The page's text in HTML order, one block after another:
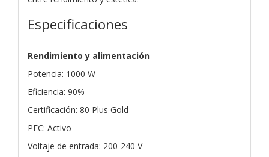
Especificaciones
Rendimiento y alimentación
Potencia: 1000 W
Eficiencia: 90%
Certificación: 80 Plus Gold
PFC: Activo
Voltaje de entrada: 200-240 V